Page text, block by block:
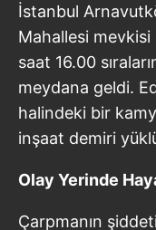
İstanbul
Mahallesi
saat 16.00
meydana geldi.
halindeki bir
inşaat demiri
Olay Yerinde
Çarpmanın